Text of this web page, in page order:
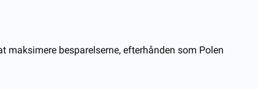
besparelserne, efterhånden som Polen